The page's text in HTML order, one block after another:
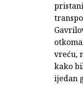
vreću,
kako
ijedan